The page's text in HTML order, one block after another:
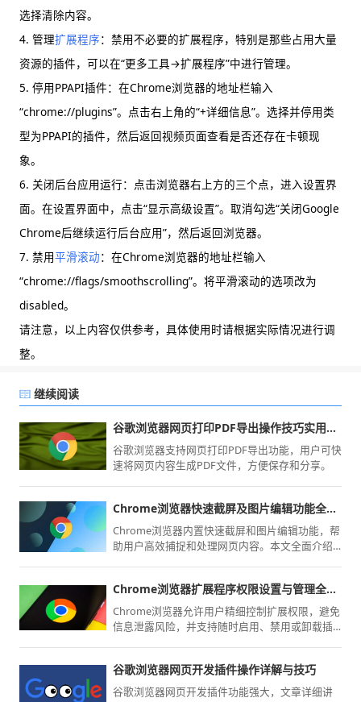
选择清除内容。
4. 管理扩展程序：禁用不必要的扩展程序，特别是那些占用大量
资源的插件，可以在“更多工具→扩展程序”中进行管理。
5. 停用PPAPI插件：在Chrome浏览器的地址栏输入
“chrome://plugins”。点击右上角的“+详细信息”。选择并停用类
型为PPAPI的插件，然后返回视频页面查看是否还存在卡顿现
象。
6. 关闭后台应用运行：点击浏览器右上方的三个点，进入设置界
面。在设置界面中，点击“显示高级设置”。取消勾选“关闭Google
Chrome后继续运行后台应用”，然后返回浏览器。
7. 禁用平滑滚动：在Chrome浏览器的地址栏输入
“chrome://flags/smoothscrolling”。将平滑滚动的选项改为
disabled。
请注意，以上内容仅供参考，具体使用时请根据实际情况进行调
整。
继续阅读
谷歌浏览器网页打印PDF导出操作技巧实用教程
谷歌浏览器支持网页打印PDF导出功能，用户可快
速将网页内容生成PDF文件，方便保存和分享。
Chrome浏览器快速截屏及图片编辑功能全面指南
Chrome浏览器内置快速截屏和图片编辑功能，帮
助用户高效捕捉和处理网页内容。本文全面介绍
Chrome浏览器扩展程序权限设置与管理全面解析
Chrome浏览器允许用户精细控制扩展权限，避免
信息泄露风险，并支持随时启用、禁用或卸载插
谷歌浏览器网页开发插件操作详解与技巧
谷歌浏览器网页开发插件功能强大，文章详细讲